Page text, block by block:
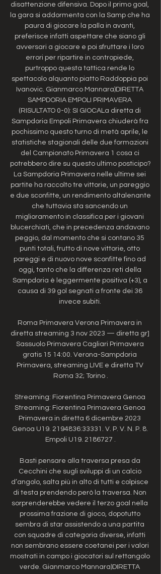
disattenzione difensiva. Dopo il primo goal,
la gara si addormenta con la Samp che ha
paura di giocare la palla in avanti,
preferisce infatti aspettare che siano gli
avversari a giocare e poi sfruttare i loro
errori per ripartire in contropiede,
purtroppo questa tattica rende lo
spettacolo alquanto piatto Raddoppia poi
Ivanovic. Gianmarco Mannara)DIRETTA
SAMPDORIA EMPOLI PRIMAVERA
(RISULTATO 0-0): SI GIOCALa diretta di
Sampdoria Empoli Primavera chiuderà fra
pochissimo questo turno di metà aprile, le
statistiche stagionali delle due formazioni
del Campionato Primavera 1 cosa ci
potrebbero dire su questo ultimo posticipo?
La Sampdoria Primavera nelle ultime sei
partite ha raccolto tre vittorie, un pareggio
e due sconfitte, un rendimento altalenante
che tuttavia sta sancendo un
miglioramento in classifica per i giovani
blucerchiati, che in precedenza andavano
peggio, dal momento che si contano 35
punti totali, frutto di nove vittorie, otto
pareggi e di nuovo nove sconfitte fino ad
oggi, tanto che la differenza reti della
Sampdoria è leggermente positiva (+3), a
causa di 39 gol segnati a fronte dei 36
invece subiti.
Roma Primavera Verona Primavera in
diretta streaming 3 nov 2023 — diretta gr]
Sassuolo Primavera Cagliari Primavera
gratis 15 14:00. Verona-Sampdoria
Primavera, streaming LIVE e diretta TV
Roma 32; Torino .
Streaming: Fiorentina Primavera Genoa
Streaming: Fiorentina Primavera Genoa
Primavera in diretta 6 dicembre 2023
Genoa U19. 2194836:33331. V. P. V. N. P. 8.
Empoli U19. 2186727 .
Basti pensare alla traversa presa da
Cecchini che sugli sviluppi di un calcio
d’angolo, salta più in alto di tutti e colpisce
di testa prendendo però la traversa. Non
sorprenderebbe vedere il terzo goal nella
prossima frazione di gioco, dopotutto
sembra di star assistendo a una partita
con squadre di categoria diverse, infatti
non sembrano essere coetanei per i valori
mostrati in campo i giocatori sul rettangolo
verde. Gianmarco Mannara)DIRETTA